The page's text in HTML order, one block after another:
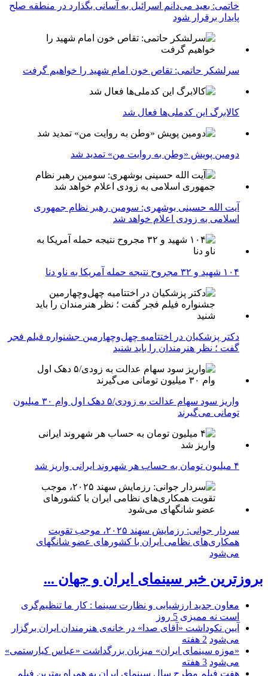
خاتمی: بعید می‌دانم اسرائیل به آسانی بگذارد در منطقه صلح
پایدار برقرار شود
سرلشکر حاتمی: تقاص خون امام شهید را خواهیم گرفت
کالابرگ این کدملی‌ها فعال شد
دومین پویش «وطن به روایت من» تمدید شد
آیت الله حسینی بوشهری: سومین رهبر نظام جمهوری
اسلامی به زودی اعلام خواهد شد
۱۰۴ شهید و ۳۲ مجروح نتیجه حمله آمریکا به ناو دنا
دکتر پزشکیان در اختتامیه چهل‌وچهارمین جشنواره فیلم فجر
گفت ؛ نظر هنرمندان را باید شنید
واریز سود سهام عدالت به زودی/۵ دهک اول وام ۳۰ میلیون
تومانی می‌گیرند
۴ میلیون تومان به حساب هر شهروند ایرانی واریز شد
سردار جوانی: رزمایش سهند ۲۰۲۵، موجب تقویت
همکاری‌های نظامی ایران با کشور‌های عضو شانگهای
می‌شود
بروزترین خبر سینمای ایران و جهان ...
معاون جدید ارزشیابی و نظارت سینما : کار ما تنظیم‌گری
است نه ممیزی 5 روز
آیین نکوداشت «آقای صدا» در خانه‌ی هنرمندان ایران برگزار
می‌شود 2 هفته
«موزه سینمای ایران» میزبان بزرگداشت «عباس کیارستمی»
می‌شود 3 هفته
هفت فیلم مطرح سال سینمای ایران به همراه بهترین فیلم